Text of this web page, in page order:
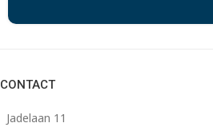
CONTACT
Jadelaan 11